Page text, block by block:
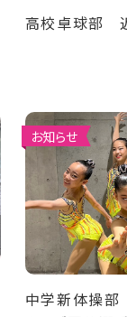
高校卓球部
お知らせ
中学新体操